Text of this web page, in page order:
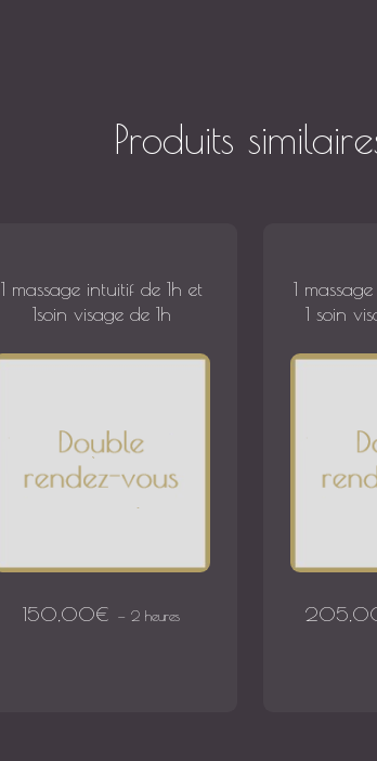
Produits
1 massage intuitif de 1h et
1soin visage de 1h
150,00€ 2 heures
1
1 soin